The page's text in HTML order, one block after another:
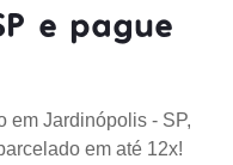
e pague
em Jardinópolis - SP,
em até 12x!